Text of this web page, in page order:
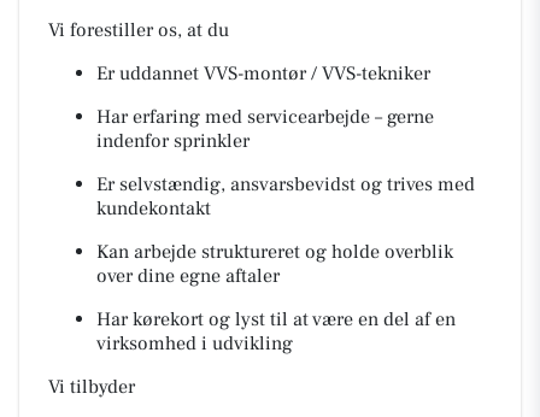
Vi forestiller os, at du
Er uddannet VVS-montør / VVS-tekniker
Har erfaring med servicearbejde – gerne
indenfor sprinkler
Er selvstændig, ansvarsbevidst og trives med
kundekontakt
Kan arbejde struktureret og holde overblik
over dine egne aftaler
Har kørekort og lyst til at være en del af en
virksomhed i udvikling
Vi tilbyder